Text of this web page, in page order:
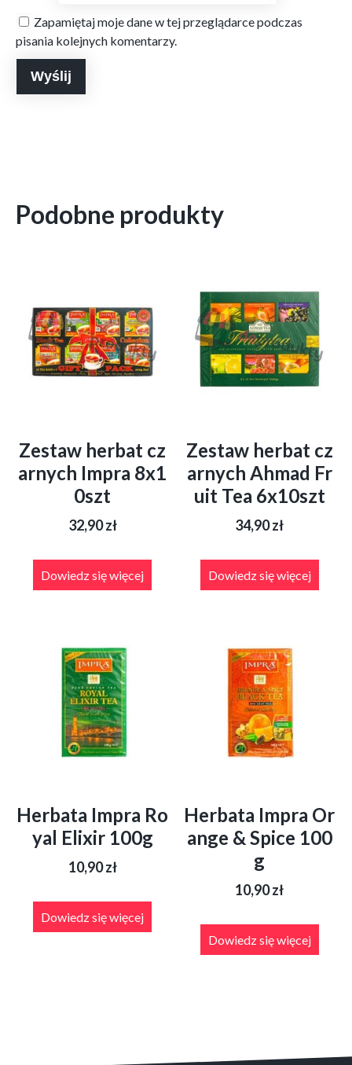
Zapamiętaj moje dane w tej przeglądarce podczas
pisania kolejnych komentarzy.
Podobne produkty
Zestaw herbat cz
arnych Impra 8x1
0szt
32,90zł
Dowiedz się więcej
Zestaw herbat cz
arnych Ahmad Fr
uit Tea 6x10szt
34,90zł
Dowiedz się więcej
Herbata Impra Ro
yal Elixir 100g
10,90zł
Dowiedz się więcej
Herbata Impra Or
ange & Spice 100
g
10,90zł
Dowiedz się więcej